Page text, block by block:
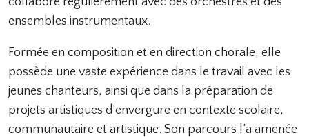
ensembles instrumentaux.
Formée en composition et en direction chorale, elle
possède une vaste expérience dans le travail avec les
jeunes chanteurs, ainsi que dans la préparation de
projets artistiques d’envergure en contexte scolaire,
communautaire et artistique. Son parcours l’a amenée